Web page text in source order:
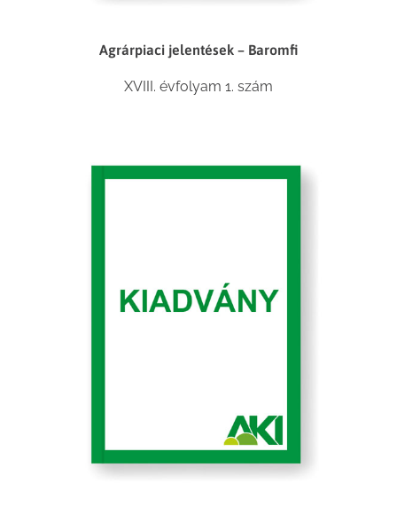
Agrárpiaci jelentések – Baromfi
XVIII. évfolyam 1. szám